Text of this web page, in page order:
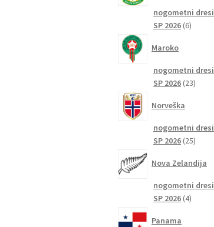
nogometni dresi
SP 2026 66
Maroko
nogometni dresi
SP 2026 2323
Norveška
nogometni dresi
SP 2026 2525
Nova Zelandija
nogometni dresi
SP 2026 44
Panama